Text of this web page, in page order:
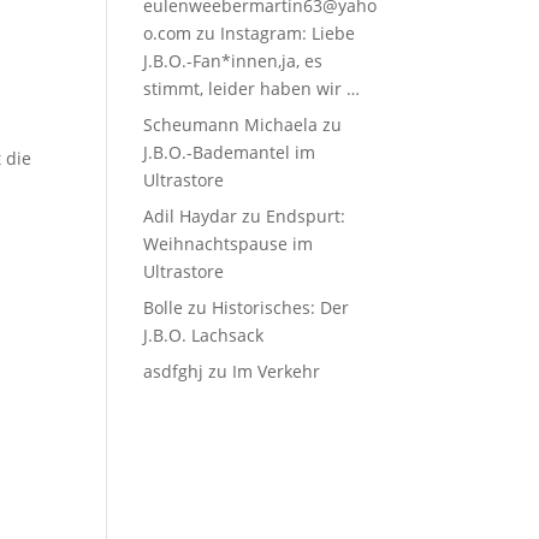
die
eulenweebermartin63@yaho
o.com zu Instagram: Liebe
J.B.O.-Fan*innen,ja, es
stimmt, leider haben wir …
Scheumann Michaela zu
J.B.O.-Bademantel im
Ultrastore
Adil Haydar zu Endspurt:
Weihnachtspause im
Ultrastore
Bolle zu Historisches: Der
J.B.O. Lachsack
asdfghj zu Im Verkehr